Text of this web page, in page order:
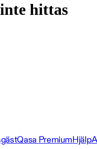
hittas
Qasa PremiumHjälp